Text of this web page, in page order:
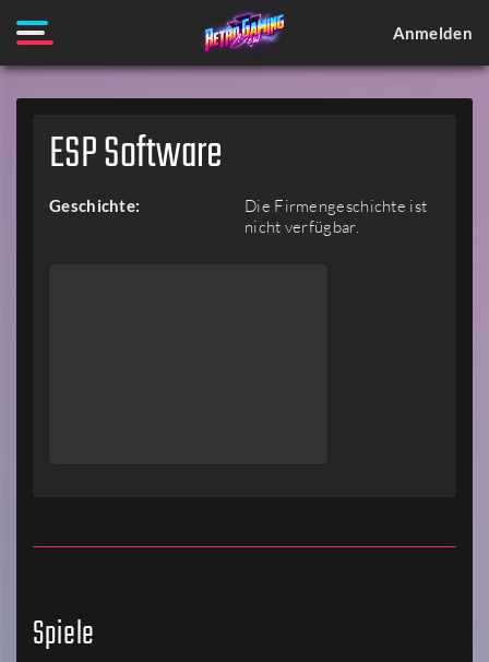
Anmelden
ESP Software
Geschichte:
Die Firmengeschichte ist
nicht verfügbar.
Spiele